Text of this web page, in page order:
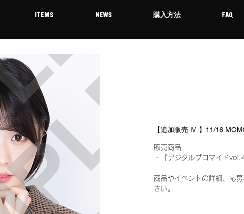
ITEMS NEWS 購入方法 FAQ
【追加販売 Ⅳ 】11/16
販売商品
・『デジタルブロマイド
商品やイベントの詳細、応
さい。